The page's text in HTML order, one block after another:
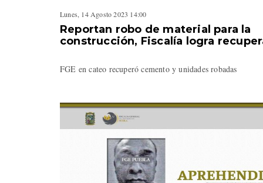
Lunes, 14 Agosto 2023 14:00
Reportan robo de material para la
construcción, Fiscalía logra
FGE en cateo recuperó cemento y unidades robadas